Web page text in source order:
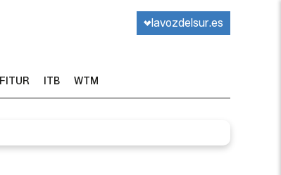
lavozdelsur.es
FITUR ITB WTM